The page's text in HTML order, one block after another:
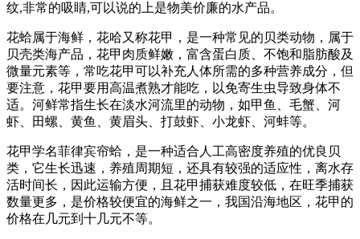
纹,非常的吸睛,可以说的上是物美价廉的水产品。
花蛤属于海鲜，花哈又称花甲，是一种常见的贝类动物，属于
贝壳类海产品，花甲肉质鲜嫩，富含蛋白质、不饱和脂肪酸及
微量元素等，常吃花甲可以补充人体所需的多种营养成分，但
要注意，花甲要用高温煮熟才能吃，以免寄生虫导致身体不
适。河鲜常指生长在淡水河流里的动物，如甲鱼、毛蟹、河
虾、田螺、黄鱼、黄眉头、打鼓虾、小龙虾、河蚌等。
花甲学名菲律宾帘蛤，是一种适合人工高密度养殖的优良贝
类，它生长迅速，养殖周期短，还具有较强的适应性，离水存
活时间长，因此运输方便，且花甲捕获难度较低，在旺季捕获
数量更多，是价格较便宜的海鲜之一，我国沿海地区，花甲的
价格在几元到十几元不等。